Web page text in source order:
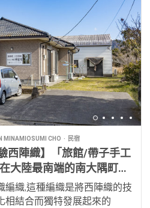
MINAMIOSUMI CHO 民宿
西陣織】「旅館/帶子手工
大陸最南端的南大隅町發
～
編織,這種編織是將西陣織的技
相結合而獨特發展起來的